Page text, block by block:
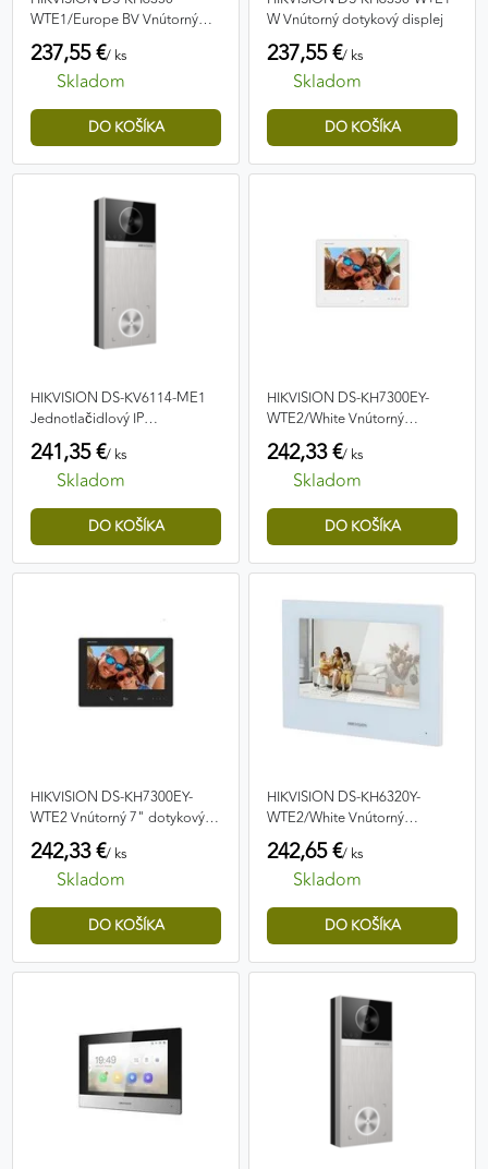
WTE1/Europe BV Vnútorný
dotykový displej
237,55 €/ ks
Skladom
W Vnútorný dotykový displej
237,55 €/ ks
Skladom
HIKVISION DS-KV6114-ME1
Jednotlačidlový IP
videovrátnik
241,35 €/ ks
Skladom
HIKVISION DS-KH7300EY-
WTE2/White Vnútorný
dotykový displej
242,33 €/ ks
Skladom
HIKVISION DS-KH7300EY-
WTE2 Vnútorný 7" dotykový
displej
242,33 €/ ks
Skladom
HIKVISION DS-KH6320Y-
WTE2/White Vnútorný
dotykový displej 7"
242,65 €/ ks
Skladom